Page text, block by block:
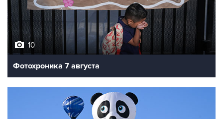
10
Фотохроника 7 августа